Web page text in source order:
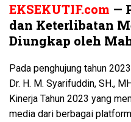
EKSEKUTIF.com —
dan Keterlibatan
Diungkap oleh
Pada penghujung tahun
Dr. H. M. Syarifuddin, SH.,
Kinerja Tahun 2023 yang
media dari berbagai